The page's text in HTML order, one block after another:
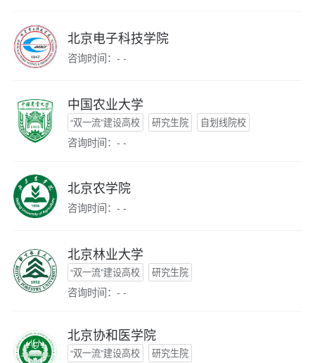
北京电子科技学院
咨询时间：- -
中国农业大学
“双一流”建设高校 研究生院 自划线院校
咨询时间：- -
北京农学院
咨询时间：- -
北京林业大学
“双一流”建设高校 研究生院
咨询时间：- -
北京协和医学院
“双一流”建设高校 研究生院